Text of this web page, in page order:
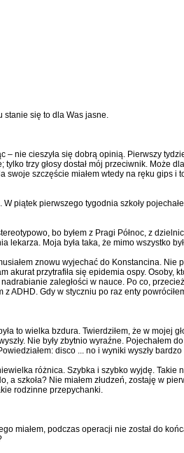
stanie się to dla Was jasne.
nie cieszyła się dobrą opinią. Pierwszy
trzy głosy dostał mój przeciwnik. Może
szczęście miałem wtedy na ręku gips i
piątek pierwszego tygodnia szkoły
bo byłem z Pragi Północ, z
lekarza. Moja była taka, że mimo wszystko
znowu wyjechać do Konstancina.
przytrafiła się epidemia ospy. Osoby,
zaległości w nauce. Po co,
ADHD. Gdy w styczniu po raz enty
to wielka bzdura. Twierdziłem, że w mojej
Nie były zbytnio wyraźne. Pojechałem
disco ... no i wyniki wyszły
różnica. Szybka i szybko wyjdę. Takie
szkoła? Nie miałem złudzeń, zostaję w
rodzinne przepychanki.
miałem, podczas operacji nie został do